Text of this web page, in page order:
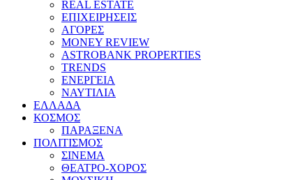
REAL ESTATE
ΕΠΙΧΕΙΡΗΣΕΙΣ
ΑΓΟΡΕΣ
MONEY REVIEW
ASTROBANK PROPERTIES
TRENDS
ΕΝΕΡΓΕΙΑ
ΝΑΥΤΙΛΙΑ
ΕΛΛΑΔΑ
ΚΟΣΜΟΣ
ΠΑΡΑΞΕΝΑ
ΠΟΛΙΤΙΣΜΟΣ
ΣΙΝΕΜΑ
ΘΕΑΤΡΟ-ΧΟΡΟΣ